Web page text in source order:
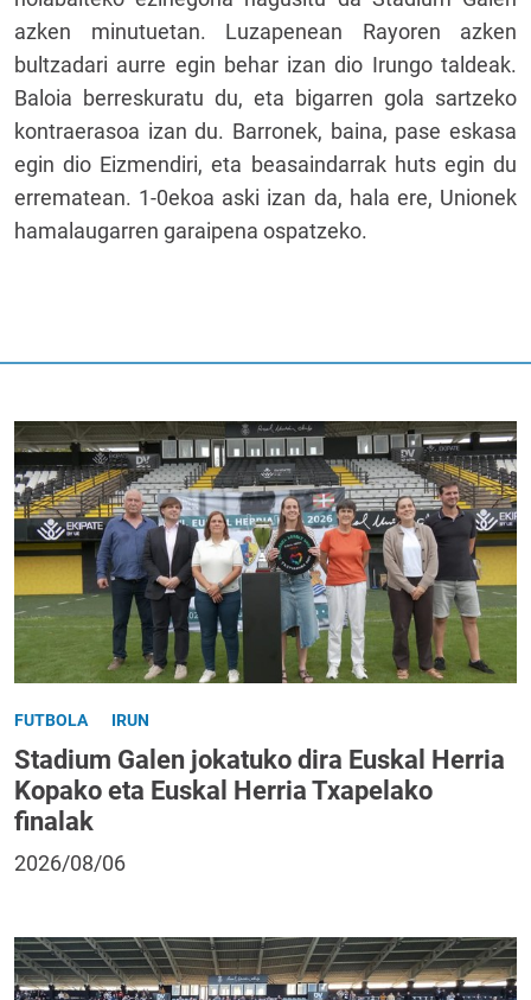
azken minutuetan. Luzapenean Rayoren azken
bultzadari aurre egin behar izan dio Irungo taldeak.
Baloia berreskuratu du, eta bigarren gola sartzeko
kontraerasoa izan du. Barronek, baina, pase eskasa
egin dio Eizmendiri, eta beasaindarrak huts egin du
errematean. 1-0ekoa aski izan da, hala ere, Unionek
hamalaugarren garaipena ospatzeko.
FUTBOLA IRUN
Stadium Galen jokatuko dira Euskal Herria
Kopako eta Euskal Herria Txapelako
finalak
2026/08/06